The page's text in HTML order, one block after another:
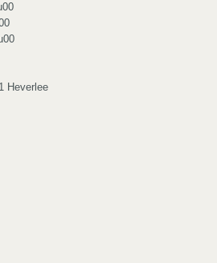
Heverlee